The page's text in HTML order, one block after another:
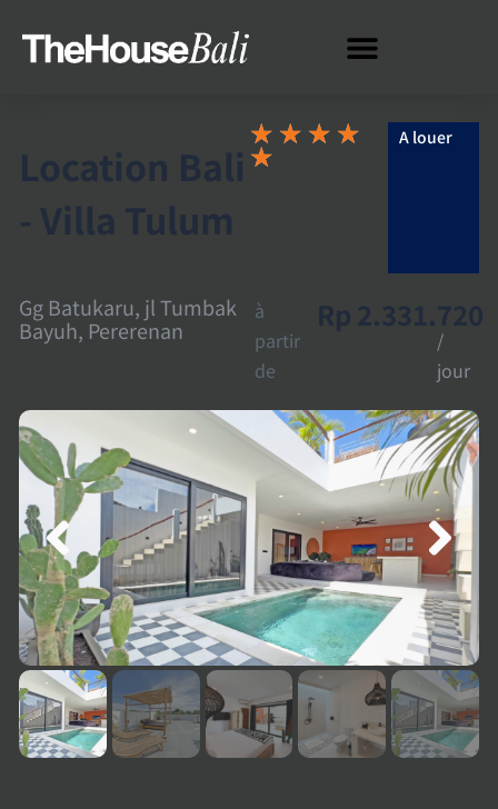
Location Bali
- Villa Tulum
★ ★ ★ ★
★
A louer
Gg Batukaru, jl Tumbak
Bayuh, Pererenan
à
partir
de
Rp 2.331.720
/
jour